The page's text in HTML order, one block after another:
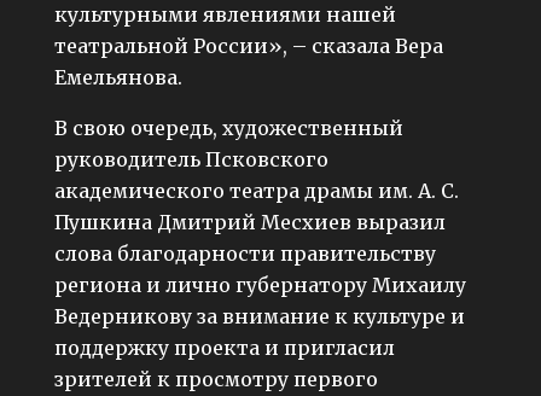
культурными явлениями нашей
театральной России», – сказала Вера
Емельянова.
В свою очередь, художественный
руководитель Псковского
академического театра драмы им. А. С.
Пушкина Дмитрий Месхиев выразил
слова благодарности правительству
региона и лично губернатору Михаилу
Ведерникову за внимание к культуре и
поддержку проекта и пригласил
зрителей к просмотру первого